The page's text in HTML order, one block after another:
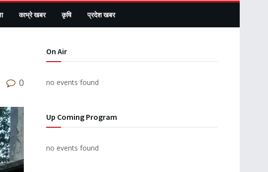
काभ्रे खबर कृषि प्रदेश खबर
0
On Air
no events found
Up Coming Program
no events found